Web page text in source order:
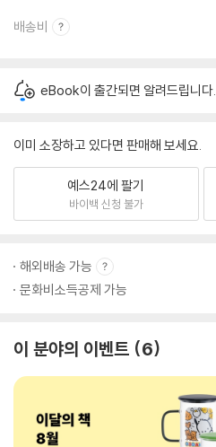
배송비
eBook이 출간되면 알려드립니다.
이미 소장하고 있다면 판매해 보세요.
예스24에 팔기
바이백 신청 불가
해외배송 가능
문화비소득공제 가능
이 분야의 이벤트 6